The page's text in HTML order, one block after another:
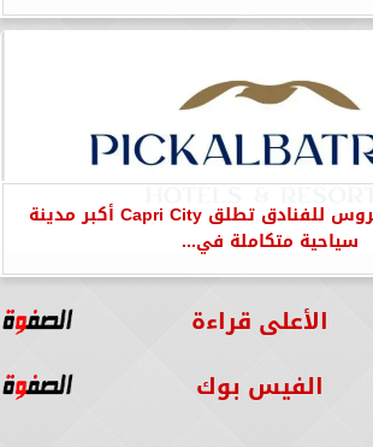
مجموعة بيك الباتروس للفنادق تطلق Capri City أكبر مدينة
سياحية متكاملة في...
الأعلى قراءة
الفيس بوك